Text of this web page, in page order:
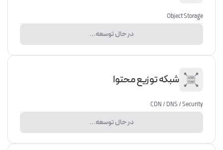
Object Storage
در حال توسعه...
شبکه توزیع محتوا
CDN / DNS / Security
در حال توسعه...